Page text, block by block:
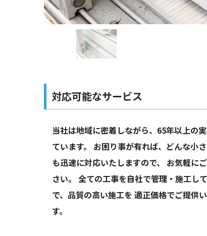
対応可能なサービス
当社は地域に密着しながら、65年以上の
ています。 お困り事が有れば、どんな小
も迅速に対応いたしますので、 お気軽に
さい。 全ての工事を自社で管理・施工し
で、品質の高い施工を 適正価格でご提供
す。